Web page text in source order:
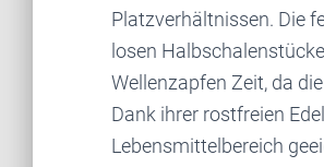
Platzverhältnissen. Die
losen
Wellenzapfen Zeit, da
Dank ihrer rostfreien
Lebensmittelbereich